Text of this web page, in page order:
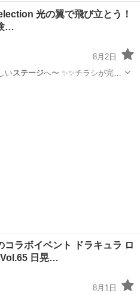
夏祭り
光の翼で飛び立とう！
…
8月2日
いステージへ〜 ✨✨チラシが完成
コラボイベント ドラキュラ ロ
Vol.65 日晃…
8月1日